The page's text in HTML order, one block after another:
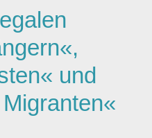
und